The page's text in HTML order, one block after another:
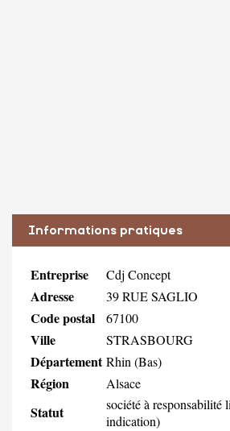
Informations pratiques
Entreprise Cdj Concept
Adresse 39 RUE SAGLIO
Code postal 67100
Ville STRASBOURG
Département Rhin (Bas)
Région Alsace
Statut
société à responsabilité
indication)